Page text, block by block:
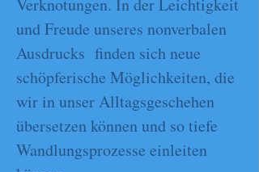
Verknotungen. In der Leichtigkeit
und Freude unseres nonverbalen
Ausdrucks finden sich neue
schöpferische Möglichkeiten, die
wir in unser Alltagsgeschehen
übersetzen können und so tiefe
Wandlungsprozesse einleiten